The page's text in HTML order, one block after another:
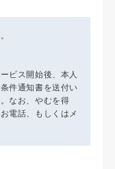
ビス開始後、本人
件通知書を送付い
なお、やむを得
電話、もしくはメ